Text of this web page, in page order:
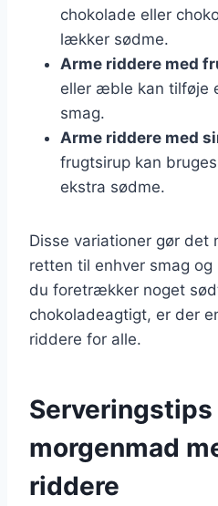
chokolade eller
lækker sødme.
Arme riddere med
eller æble kan tilføje
smag.
Arme riddere med
frugtsirup kan
ekstra sødme.
Disse variationer gør det
retten til enhver smag
du foretrækker noget
chokoladeagtigt, er der
riddere for alle.
morgenmad
riddere